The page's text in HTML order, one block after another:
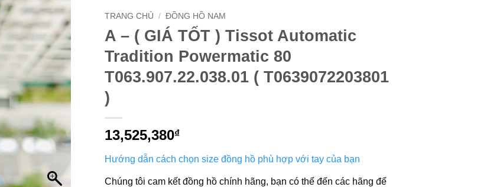
TRANG CHỦ / ĐỒNG HỒ NAM
A – ( GIÁ TỐT ) Tissot Automatic
Tradition Powermatic 80
T063.907.22.038.01 ( T0639072203801
)
13,525,380₫
Hướng dẫn cách chọn size đồng hồ phù hợp với tay của bạn
Chúng tôi cam kết đồng hồ chính hãng, bạn có thể đến các hãng để